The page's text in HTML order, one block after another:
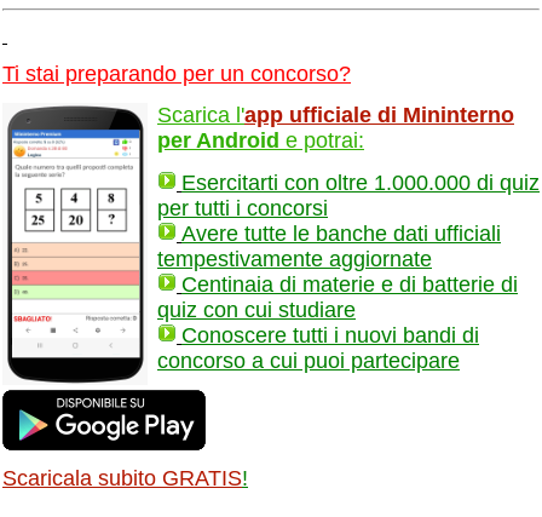
Ti stai preparando per un concorso?
Scarica l'app ufficiale di Mininterno
per Android e potrai:
Esercitarti con oltre 1.000.000 di quiz
per tutti i concorsi
Avere tutte le banche dati ufficiali
tempestivamente aggiornate
Centinaia di materie e di batterie di
quiz con cui studiare
Conoscere tutti i nuovi bandi di
concorso a cui puoi partecipare
Scaricala subito GRATIS!